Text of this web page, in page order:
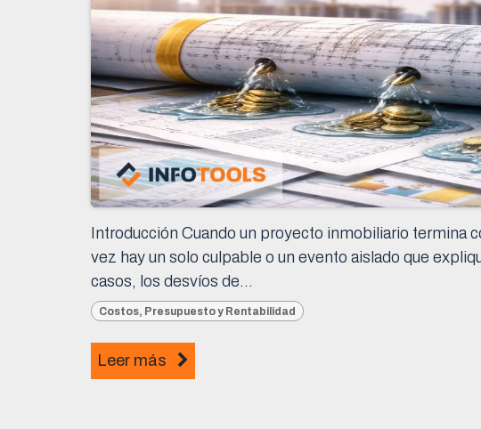
Introducción Cuando un proyecto inmobiliario termina
vez hay un solo culpable o un evento aislado que
casos, los desvíos de...
Costos, Presupuesto y Rentabilidad
Leer más